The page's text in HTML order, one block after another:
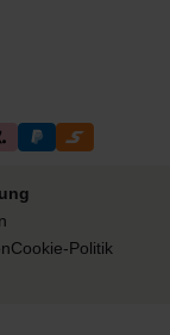
Cookie-Politik